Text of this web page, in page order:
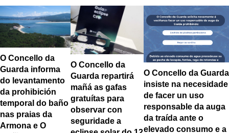
O Concello da
Guarda informa
do levantamento
da prohibición
temporal do baño
nas praias da
Armona e O
O Concello da
Guarda repartirá
mañá as gafas
gratuítas para
observar con
seguridade a
O Concello da Guarda
insiste na necesidade
de facer un uso
responsable da auga
da traída ante o
elevado consumo e a